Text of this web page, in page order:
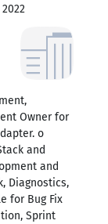
Owner for
o
and
and
Diagnostics,
for Bug Fix
Sprint